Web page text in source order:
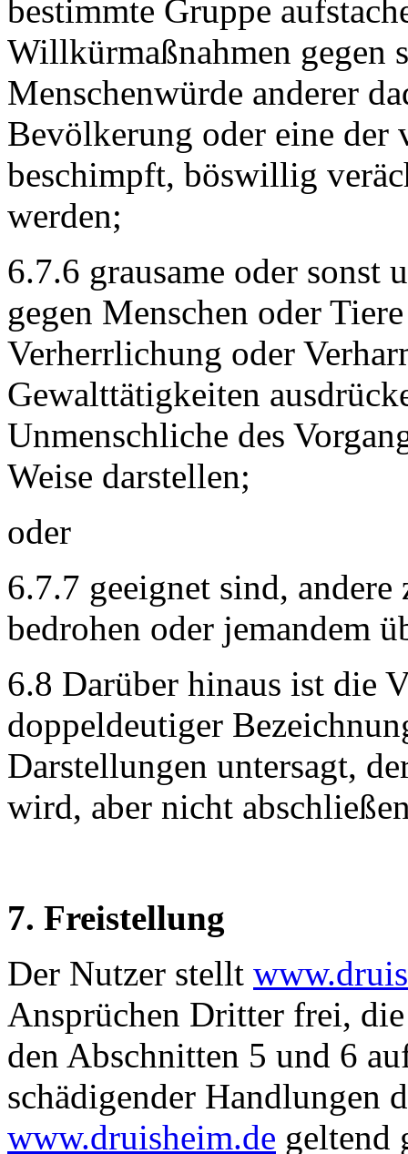
bestimmte Gruppe
Willkürmaßnahmen gegen
Menschenwürde anderer
Bevölkerung oder eine der
beschimpft, böswillig
werden;
6.7.6 grausame oder sonst
gegen Menschen oder
Verherrlichung oder
Gewalttätigkeiten
Unmenschliche des
Weise darstellen;
oder
6.7.7 geeignet sind,
bedrohen oder jemandem
6.8 Darüber hinaus ist die
doppeldeutiger
Darstellungen untersagt,
wird, aber nicht
7. Freistellung
Der Nutzer stellt
Ansprüchen Dritter frei,
den Abschnitten 5 und 6
schädigender Handlungen
www.druisheim.de geltend